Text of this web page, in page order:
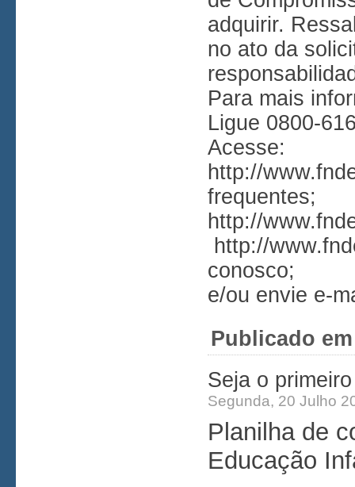
adquirir.
no ato da
Para mais
Ligue 0800-
Acesse:
http://
frequentes;
http://
http://
conosco;
e/ou envie e-
Publicado em
Seja o
Segunda, 20 Julho
Planilha de
Educação